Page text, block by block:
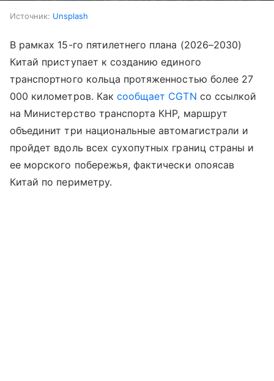
Источник: Unsplash
В рамках 15-го пятилетнего плана (2026–2030)
Китай приступает к созданию единого
транспортного кольца протяженностью более 27
000 километров. Как сообщает CGTN со ссылкой
на Министерство транспорта КНР, маршрут
объединит три национальные автомагистрали и
пройдет вдоль всех сухопутных границ страны и
ее морского побережья, фактически опоясав
Китай по периметру.